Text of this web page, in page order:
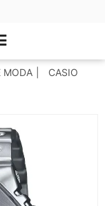
MODA
CASIO